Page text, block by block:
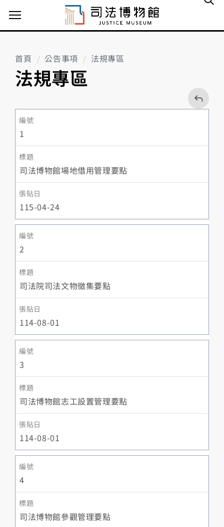
主選單案扭
首頁 公告事項 法規專區
法規專區 回
上
一
頁
1
司法博物館場地借用管理要點
115-04-24
2
司法院司法文物徵集要點
114-08-01
3
司法博物館志工設置管理要點
114-08-01
4
司法博物館參觀管理要點